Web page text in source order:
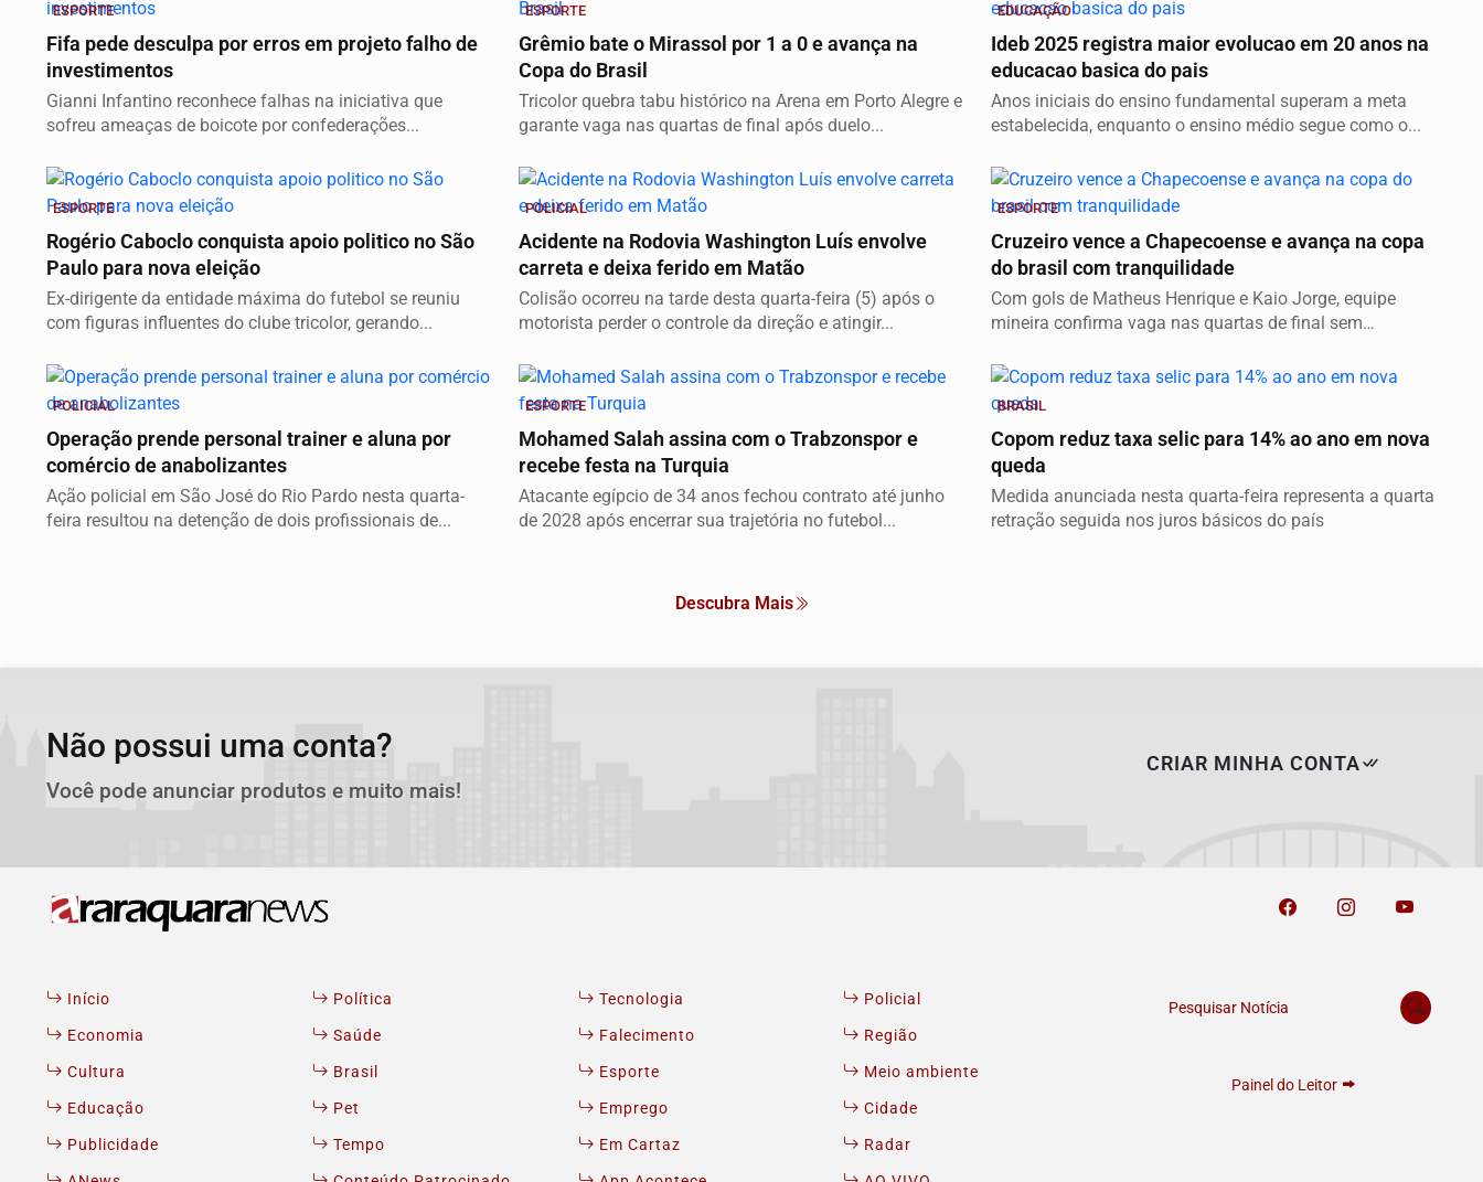
ESPORTE
Fifa pede desculpa por erros em projeto falho de
investimentos
Gianni Infantino reconhece falhas na iniciativa que
sofreu ameaças de boicote por confederações...
ESPORTE
Grêmio bate o Mirassol por 1 a 0 e avança na
Copa do Brasil
Tricolor quebra tabu histórico na Arena em Porto Alegre e
garante vaga nas quartas de final após duelo...
EDUCAÇÃO
Ideb 2025 registra maior evolucao em 20 anos na
educacao basica do pais
Anos iniciais do ensino fundamental superam a meta
estabelecida, enquanto o ensino médio segue como o...
ESPORTE
Rogério Caboclo conquista apoio politico no São
Paulo para nova eleição
Ex-dirigente da entidade máxima do futebol se reuniu
com figuras influentes do clube tricolor, gerando...
POLICIAL
Acidente na Rodovia Washington Luís envolve
carreta e deixa ferido em Matão
Colisão ocorreu na tarde desta quarta-feira (5) após o
motorista perder o controle da direção e atingir...
ESPORTE
Cruzeiro vence a Chapecoense e avança na copa
do brasil com tranquilidade
Com gols de Matheus Henrique e Kaio Jorge, equipe
mineira confirma vaga nas quartas de final sem
POLICIAL
Operação prende personal trainer e aluna por
comércio de anabolizantes
Ação policial em São José do Rio Pardo nesta quarta-
feira resultou na detenção de dois profissionais de...
ESPORTE
Mohamed Salah assina com o Trabzonspor e
recebe festa na Turquia
Atacante egípcio de 34 anos fechou contrato até junho
de 2028 após encerrar sua trajetória no futebol...
BRASIL
Copom reduz taxa selic para 14% ao ano em nova
queda
Medida anunciada nesta quarta-feira representa a quarta
retração seguida nos juros básicos do país
Descubra Mais
Não possui uma conta?
Você pode anunciar produtos e muito mais!
CRIAR MINHA CONTA
Início Política Tecnologia
Policial
Economia
Saúde Falecimento
Região
Cultura
Brasil Esporte
Meio ambiente
Educação
Pet Emprego
Cidade
Publicidade
Tempo Em Cartaz
Radar
Pesquisar Notícia
Painel do Leitor